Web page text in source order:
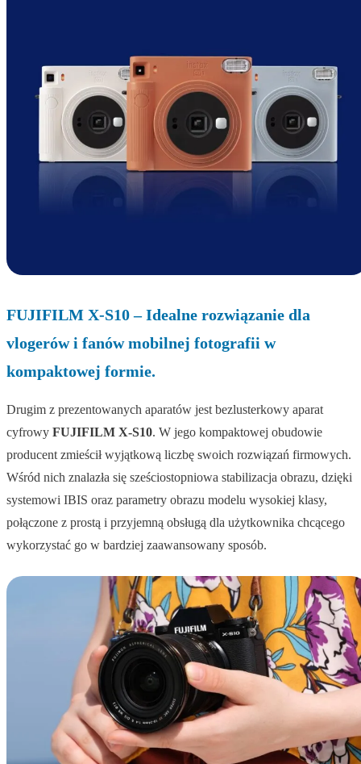
FUJIFILM X-S10 – Idealne rozwiązanie dla
vlogerów i fanów mobilnej fotografii w
kompaktowej formie.
Drugim z prezentowanych aparatów jest bezlusterkowy aparat
cyfrowy FUJIFILM X-S10. W jego kompaktowej obudowie
producent zmieścił wyjątkową liczbę swoich rozwiązań firmowych.
Wśród nich znalazła się sześciostopniowa stabilizacja obrazu, dzięki
systemowi IBIS oraz parametry obrazu modelu wysokiej klasy,
połączone z prostą i przyjemną obsługą dla użytkownika chcącego
wykorzystać go w bardziej zaawansowany sposób.